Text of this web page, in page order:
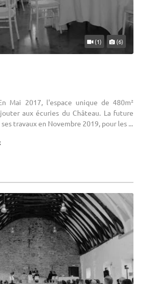
(1) (6)
Mai 2017, l'espace unique de 480m²
aux écuries du Château. La future
travaux en Novembre 2019, pour les ...